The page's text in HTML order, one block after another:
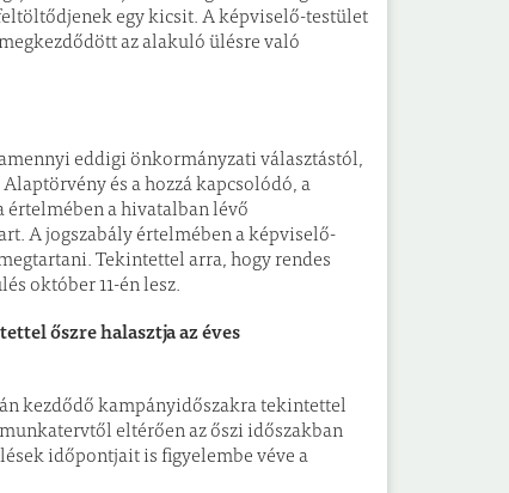
egy kicsit. A képviselő-testület
az alakuló ülésre való
eddigi önkormányzati választástól,
és a hozzá kapcsolódó, a
a hivatalban lévő
A jogszabály értelmében a képviselő-
Tekintettel arra, hogy rendes
október 11-én lesz.
őszre halasztja az éves
kezdődő kampányidőszakra tekintettel
eltérően az őszi időszakban
időpontjait is figyelembe véve a